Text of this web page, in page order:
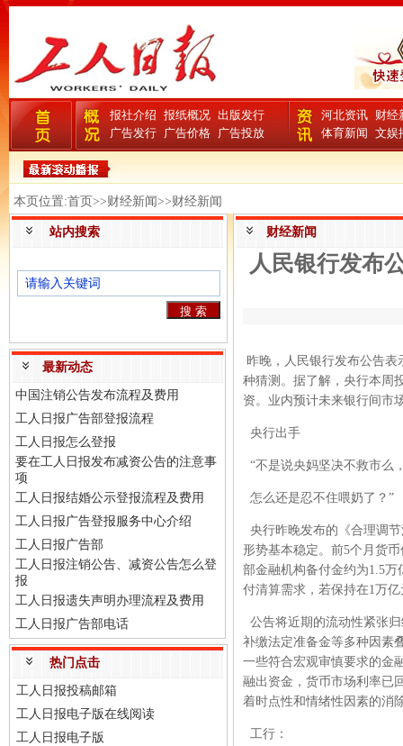
报社介绍 报纸概况 出版发行
广告发行 广告价格 广告投放
河北资讯 财经
体育新闻 文娱
本页位置:首页>>财经新闻>>财经新闻
站内搜索
最新动态
中国注销公告发布流程及费用
工人日报广告部登报流程
工人日报怎么登报
要在工人日报发布减资公告的注意事
项
工人日报结婚公示登报流程及费用
工人日报广告登报服务中心介绍
工人日报广告部
工人日报注销公告、减资公告怎么登
报
工人日报遗失声明办理流程及费用
工人日报广告部电话
热门点击
工人日报投稿邮箱
工人日报电子版在线阅读
工人日报电子版
财经新闻
人民银行发布
昨晚，人民银行发布公告
种猜测。据了解，央行本周
资。业内预计未来银行间市
央行出手
“不是说央妈坚决不救市么
怎么还是忍不住喂奶了？”
央行昨晚发布的《合理调
形势基本稳定。前5个月货
部金融机构备付金约为1.5
付清算需求，若保持在1万
公告将近期的流动性紧张
补缴法定准备金等多种因素
一些符合宏观审慎要求的金
融出资金，货币市场利率已
着时点性和情绪性因素的消
工行：